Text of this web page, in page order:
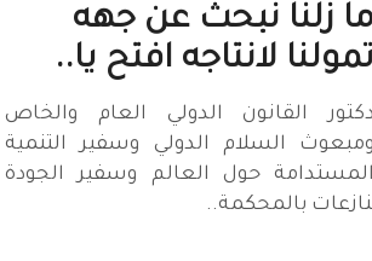
زلنا نبحث عن جهه
تمولنا لانتاجه افتح يا..
دكتور القانون الدولي العام والخاص
ومبعوث السلام الدولي وسفير التنمية
المستدامة حول العالم وسفير الجودة
بالمحكمة..